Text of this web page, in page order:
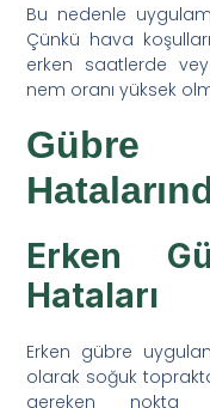
Bu nedenle
Çünkü hava
erken saatlerde
nem oranı yüksek
Gübre
Erken
Hataları
Erken gübre
olarak soğuk
gereken nokta